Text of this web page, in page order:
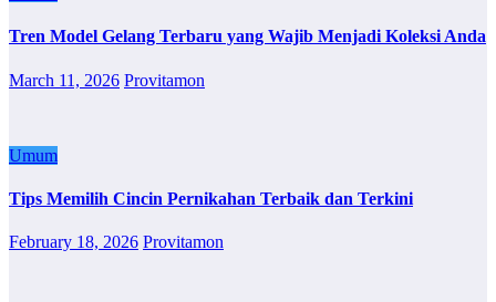
Tren Model Gelang Terbaru yang Wajib Menjadi Koleksi Anda
March 11, 2026 Provitamon
Umum
Tips Memilih Cincin Pernikahan Terbaik dan Terkini
February 18, 2026 Provitamon